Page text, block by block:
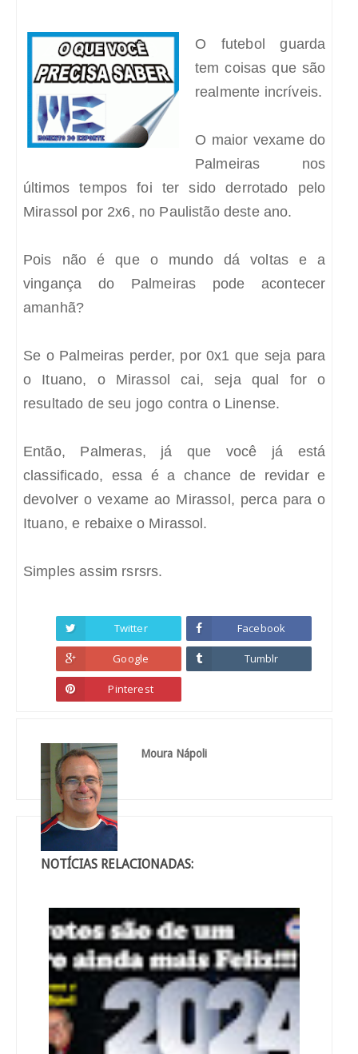
O futebol guarda
tem coisas que são
realmente incríveis.
O maior vexame do
Palmeiras nos
últimos tempos foi ter sido derrotado pelo
Mirassol por 2x6, no Paulistão deste ano.
Pois não é que o mundo dá voltas e a
vingança do Palmeiras pode acontecer
amanhã?
Se o Palmeiras perder, por 0x1 que seja para
o Ituano, o Mirassol cai, seja qual for o
resultado de seu jogo contra o Linense.
Então, Palmeras, já que você já está
classificado, essa é a chance de revidar e
devolver o vexame ao Mirassol, perca para o
Ituano, e rebaixe o Mirassol.
Simples assim rsrsrs.
Twitter Facebook
Google Tumblr
Pinterest
Moura Nápoli
NOTÍCIAS RELACIONADAS: